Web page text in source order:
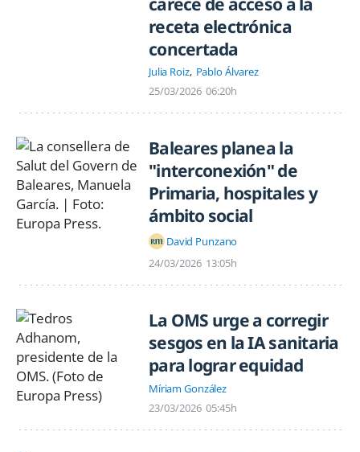
receta electrónica
concertada
Julia Roiz Pablo Álvarez
25/03/2026 06:20h
Baleares planea la
"interconexión" de
Primaria, hospitales y
ámbito social
David Punzano
24/03/2026 13:05h
La OMS urge a corregir
sesgos en la IA sanitaria
para lograr equidad
Míriam González
23/03/2026 05:45h